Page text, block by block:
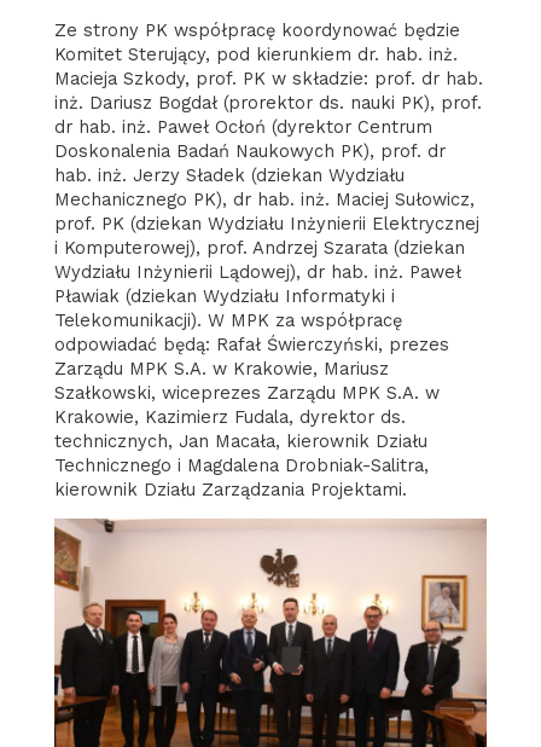
Ze strony PK współpracę koordynować będzie
Komitet Sterujący, pod kierunkiem dr. hab. inż.
Macieja Szkody, prof. PK w składzie: prof. dr hab.
inż. Dariusz Bogdał (prorektor ds. nauki PK), prof.
dr hab. inż. Paweł Ocłoń (dyrektor Centrum
Doskonalenia Badań Naukowych PK), prof. dr
hab. inż. Jerzy Sładek (dziekan Wydziału
Mechanicznego PK), dr hab. inż. Maciej Sułowicz,
prof. PK (dziekan Wydziału Inżynierii Elektrycznej
i Komputerowej), prof. Andrzej Szarata (dziekan
Wydziału Inżynierii Lądowej), dr hab. inż. Paweł
Pławiak (dziekan Wydziału Informatyki i
Telekomunikacji). W MPK za współpracę
odpowiadać będą: Rafał Świerczyński, prezes
Zarządu MPK S.A. w Krakowie, Mariusz
Szałkowski, wiceprezes Zarządu MPK S.A. w
Krakowie, Kazimierz Fudala, dyrektor ds.
technicznych, Jan Macała, kierownik Działu
Technicznego i Magdalena Drobniak-Salitra,
kierownik Działu Zarządzania Projektami.